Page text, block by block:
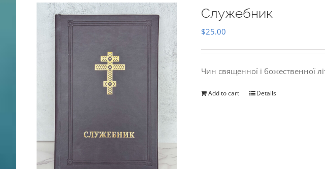
Служебник
$25.00
Чин священної і божественної
Add to cart Details